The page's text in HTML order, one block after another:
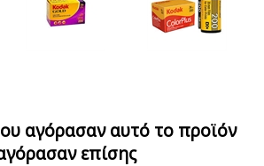
200.
ευαισθησία ISO 200.
αγόρασαν αυτό το προϊόν
επίσης